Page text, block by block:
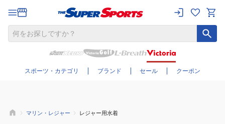
スポーツ・カテゴリ ブランド セール クーポン
さらに絞り込む
マリン・レジャー レジャー用水着